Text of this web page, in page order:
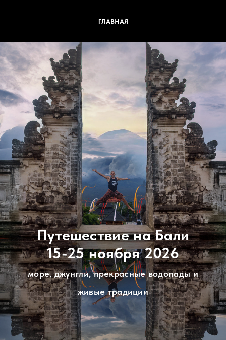
ГЛАВНАЯ
Путешествие на Бали
15-25 ноября 2026
море, джунгли, прекрасные водопады и
живые традиции